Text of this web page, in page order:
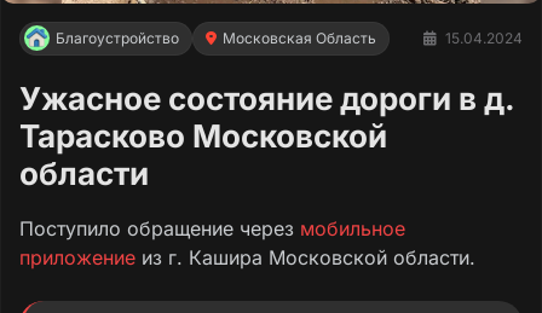
Благоустройство Московская Область 15.04.2024
Ужасное состояние дороги в д.
Тарасково Московской
области
Поступило обращение через мобильное
приложение из г. Кашира Московской области.